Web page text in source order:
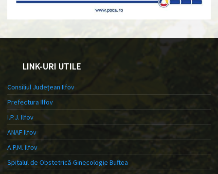
LINK-URI UTILE
Consiliul Județean Ilfov
Prefectura Ilfov
I.P.J. Ilfov
ANAF Ilfov
A.P.M. Ilfov
Spitalul de Obstetrică-Ginecologie Buftea